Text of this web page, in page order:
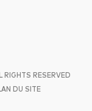
RIGHTS RESERVED
DU SITE